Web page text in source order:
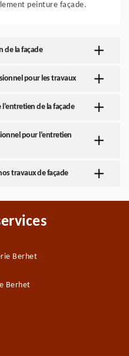
peinture façade.
de la façade
pour les travaux
l’entretien de la façade
pour l’entretien
travaux de façade
Berhet
Berhet